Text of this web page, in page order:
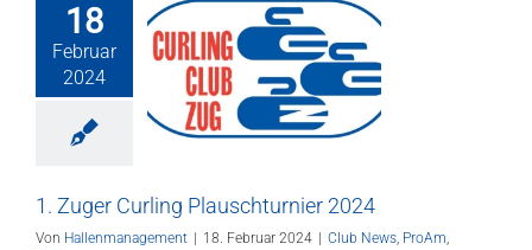
18
Februar
2024
Curling
2024
Turniere
1. Zuger Curling Plauschturnier 2024
Von Hallenmanagement 18. Februar 2024 Club News, ProAm,